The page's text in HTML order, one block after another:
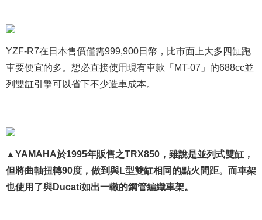
YZF-R7在日本售價僅需999,900日幣，比市面上大多四缸跑
車要便宜的多。想必直接使用現有車款「MT-07」的688cc並
列雙缸引擎可以省下不少造車成本。
▲YAMAHA於1995年販售之TRX850，雖說是並列式雙缸，
但將曲軸扭轉90度，做到與L型雙缸相同的點火間距。而車架
也使用了與Ducati如出一轍的鋼管編織車架。